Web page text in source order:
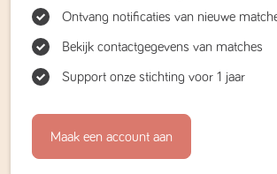
Ontvang notificaties van nieuwe
Bekijk contactgegevens van matches
Support onze stichting voor 1 jaar
Maak een account aan